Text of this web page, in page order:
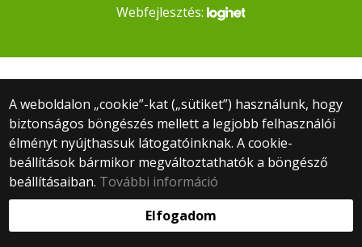
A weboldalon „cookie”-kat („sütiket”) használunk, hogy
biztonságos böngészés mellett a legjobb felhasználói
élményt nyújthassuk látogatóinknak. A cookie-
beállítások bármikor megváltoztathatók a böngésző
beállításaiban. További információ
Elfogadom
Webfejlesztés: